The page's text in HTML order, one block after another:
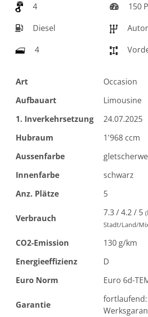
4
150
Diesel
4
Art
Occasion
Aufbauart
Limousine
1. Inverkehrsetzung
24.07.2025
Hubraum
1'968 ccm
Aussenfarbe
Innenfarbe
schwarz
Anz. Plätze
5
Verbrauch
7.3 / 4.2 / 5
Stadt/Land/
CO2-Emission
130 g/km
Energieeffizienz
D
Euro Norm
Euro 6d-
Garantie
fortlaufend: